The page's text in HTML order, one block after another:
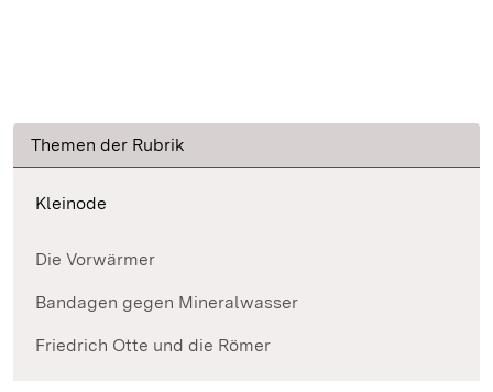
Themen der Rubrik
Kleinode
Die Vorwärmer
Bandagen gegen Mineralwasser
Friedrich Otte und die Römer